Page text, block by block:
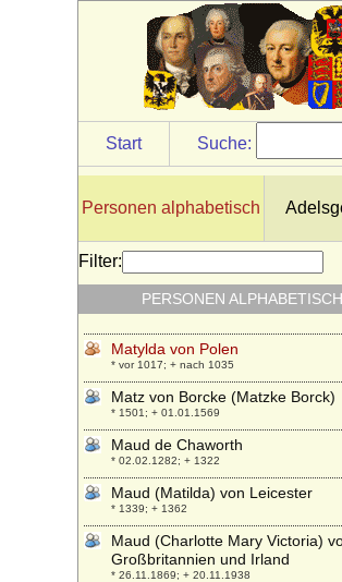
Start Suche:
Personen alphabetisch
Filter:
PERSONEN ALPHABETISCH
Matthias von Veltheim
* um 1558; + 30.10.1592
Matthias von Zieten auf Dechtow
* ?; + 1594
Matthias von Zieten auf Wustrau
Elsass, Matthieu de Lorräine)
* um 1140; + 25.07.1173
Matylda Bartos
* 14.03.1882; + 15.08.1967
Matylda Radziwillówna
* 16.10.1836; + 05.01.1918
Matylda von Polen
* vor 1017; + nach 1035
Matz von Borcke (Matzke Borck)
* 1501; + 01.01.1569
Maud de Chaworth
* 02.02.1282; + 1322
Maud (Matilda) von Leicester
* 1339; + 1362
Maud (Charlotte Mary Victoria)
Großbritannien und Irland
* 26.11.1869; + 20.11.1938